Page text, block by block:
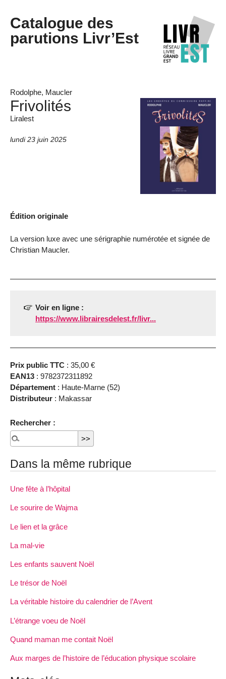
Catalogue des
parutions Livr’Est
Rodolphe, Maucler
Frivolités
Liralest
lundi 23 juin 2025
Édition originale
La version luxe avec une sérigraphie numérotée et signée de
Christian Maucler.
Voir en ligne :
https://www.librairesdelest.fr/livr...
Prix public TTC : 35,00 €
EAN13 : 9782372311892
Département : Haute-Marne (52)
Distributeur : Makassar
Rechercher :
Dans la même rubrique
Une fête à l’hôpital
Le sourire de Wajma
Le lien et la grâce
La mal-vie
Les enfants sauvent Noël
Le trésor de Noël
La véritable histoire du calendrier de l’Avent
L’étrange voeu de Noël
Quand maman me contait Noël
Aux marges de l’histoire de l’éducation physique scolaire